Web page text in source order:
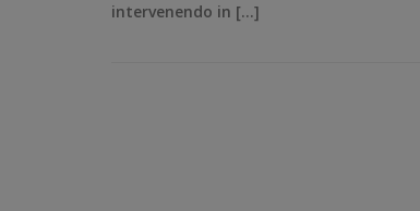
intervenendo in […]